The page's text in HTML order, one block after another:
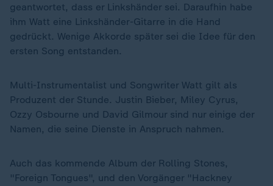
geantwortet, dass er Linkshänder sei. Daraufhin habe
ihm Watt eine Linkshänder-Gitarre in die Hand
gedrückt. Wenige Akkorde später sei die Idee für den
ersten Song entstanden.
Multi-Instrumentalist und Songwriter Watt gilt als
Produzent der Stunde. Justin Bieber, Miley Cyrus,
Ozzy Osbourne und David Gilmour sind nur einige der
Namen, die seine Dienste in Anspruch nahmen.
Auch das kommende Album der Rolling Stones,
"Foreign Tongues", und den Vorgänger "Hackney